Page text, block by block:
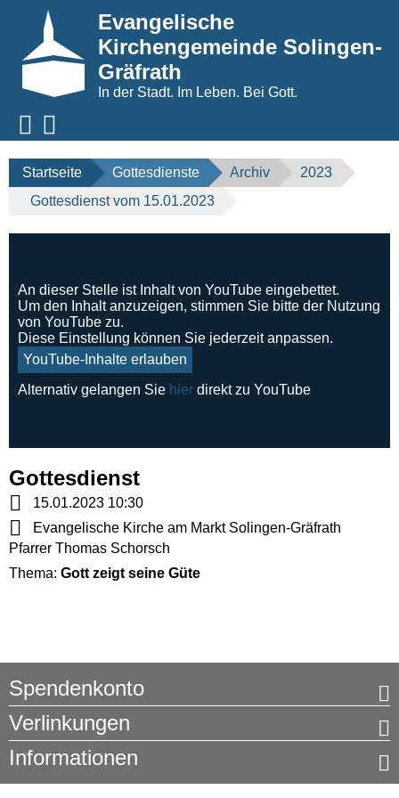
Evangelische
Kirchengemeinde Solingen-
Gräfrath
In der Stadt. Im Leben. Bei Gott.
Startseite Gottesdienste Archiv
2023
Gottesdienst vom 15.01.2023
An dieser Stelle ist Inhalt von YouTube eingebettet.
Um den Inhalt anzuzeigen, stimmen Sie bitte der Nutzung
von YouTube zu.
Diese Einstellung können Sie jederzeit anpassen.
YouTube-Inhalte erlauben
Alternativ gelangen Sie hier direkt zu YouTube
Gottesdienst
15.01.2023 10:30
Evangelische Kirche am Markt Solingen-Gräfrath
Pfarrer Thomas Schorsch
Thema: Gott zeigt seine Güte
Spendenkonto
Verlinkungen
Informationen